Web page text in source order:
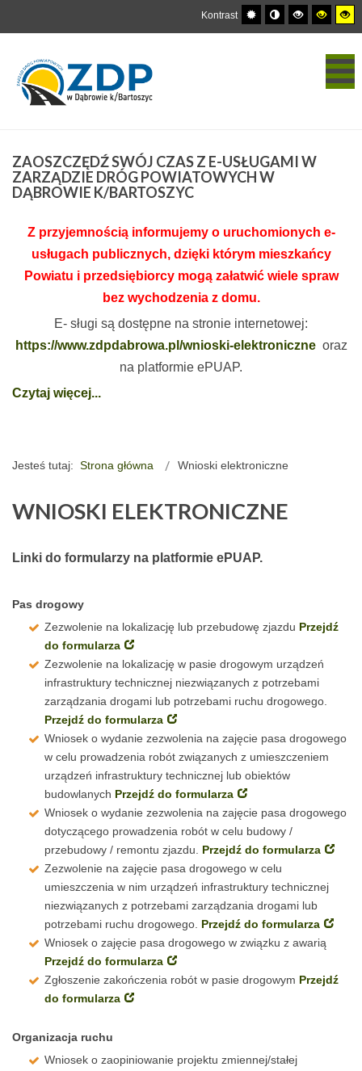
Kontrast
ZAOSZCZĘDŹSWÓJ CZAS Z E-USŁUGAMI W
ZARZĄDZIE DRÓG POWIATOWYCH W
DĄBROWIE K/BARTOSZYC
Z przyjemnością informujemy o uruchomionych e-
usługach publicznych, dzięki którym mieszkańcy
Powiatu i przedsiębiorcy mogą załatwić wiele spraw
bez wychodzenia z domu.
E- sługi są dostępne na stronie internetowej:
https://www.zdpdabrowa.pl/wnioski-elektroniczne oraz
na platformie ePUAP.
Czytaj więcej...
Jesteś tutaj: Strona główna Wnioski elektroniczne
WNIOSKI ELEKTRONICZNE
Linki do formularzy na platformie ePUAP.
Pas drogowy
Zezwolenie na lokalizację lub przebudowę zjazdu Przejdź
do formularza
Zezwolenie na lokalizację w pasie drogowym urządzeń
infrastruktury technicznej niezwiązanych z potrzebami
zarządzania drogami lub potrzebami ruchu drogowego.
Przejdź do formularza
Wniosek o wydanie zezwolenia na zajęcie pasa drogowego
w celu prowadzenia robót związanych z umieszczeniem
urządzeń infrastruktury technicznej lub obiektów
budowlanych Przejdź do formularza
Wniosek o wydanie zezwolenia na zajęcie pasa drogowego
dotyczącego prowadzenia robót w celu budowy /
przebudowy / remontu zjazdu. Przejdź do formularza
Zezwolenie na zajęcie pasa drogowego w celu
umieszczenia w nim urządzeń infrastruktury technicznej
niezwiązanych z potrzebami zarządzania drogami lub
potrzebami ruchu drogowego. Przejdź do formularza
Wniosek o zajęcie pasa drogowego w związku z awarią
Przejdź do formularza
Zgłoszenie zakończenia robót w pasie drogowym Przejdź
do formularza
Organizacja ruchu
Wniosek o zaopiniowanie projektu zmiennej/stałej